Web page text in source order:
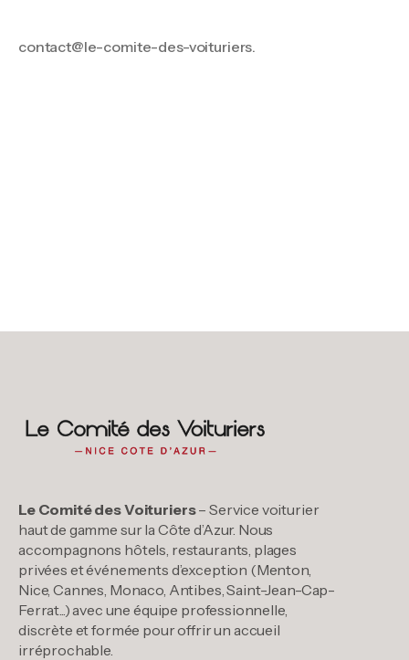
contact@le-comite-des-voituriers.
Le Comité des Voituriers– Service voiturier
haut de gamme sur la Côte d’Azur. Nous
accompagnons hôtels, restaurants, plages
privées et événements d’exception (Menton,
Nice, Cannes, Monaco, Antibes, Saint-Jean-Cap-
Ferrat...) avec une équipe professionnelle,
discrète et formée pour offrir un accueil
irréprochable.